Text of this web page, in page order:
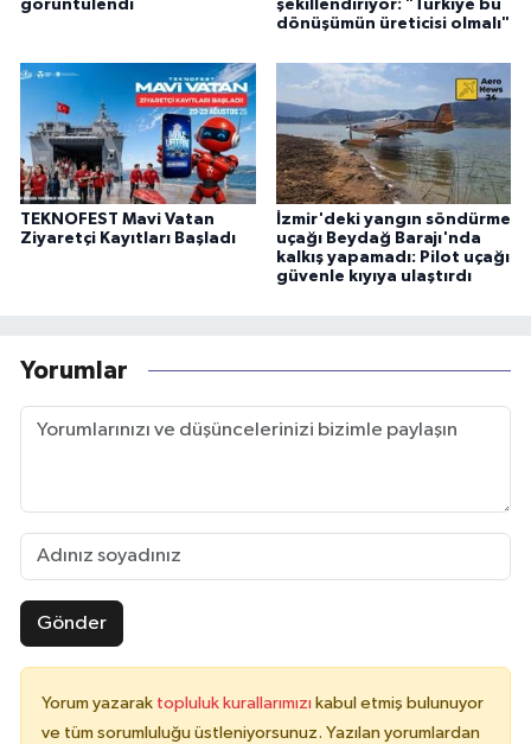
görüntülendi
şekillendiriyor: "Türkiye bu
dönüşümün üreticisi olmalı"
TEKNOFEST Mavi Vatan
Ziyaretçi Kayıtları Başladı
İzmir'deki yangın söndürme
uçağı Beydağ Barajı'nda
kalkış yapamadı: Pilot uçağı
güvenle kıyıya ulaştırdı
Yorumlar
Gönder
Yorum yazarak topluluk kurallarımızı kabul etmiş bulunuyor
ve tüm sorumluluğu üstleniyorsunuz. Yazılan yorumlardan